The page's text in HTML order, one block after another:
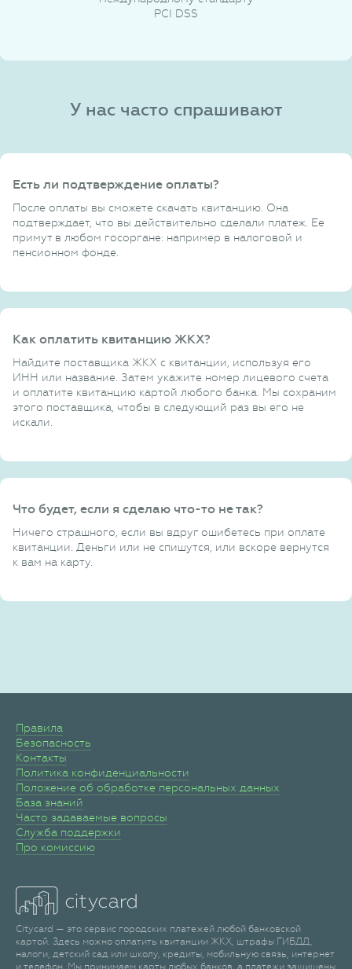
PCI DSS
У нас часто спрашивают
Есть ли подтверждение оплаты?
После оплаты вы сможете скачать квитанцию. Она
подтверждает, что вы действительно сделали платеж. Ее
примут в любом госоргане: например в налоговой и
пенсионном фонде.
Как оплатить квитанцию ЖКХ?
Найдите поставщика ЖКХ с квитанции, используя его
ИНН или название. Затем укажите номер лицевого счета
и оплатите квитанцию картой любого банка. Мы сохраним
этого поставщика, чтобы в следующий раз вы его не
искали.
Что будет, если я сделаю что-то не так?
Ничего страшного, если вы вдруг ошибетесь при оплате
квитанции. Деньги или не спишутся, или вскоре вернутся
к вам на карту.
Правила
Безопасность
Контакты
Политика конфиденциальности
Положение об обработке персональных данных
База знаний
Часто задаваемые вопросы
Служба поддержки
Про комиссию
Citycard — это сервис городских платежей любой банковской
картой. Здесь можно оплатить квитанции ЖКХ, штрафы ГИБДД,
налоги, детский сад или школу, кредиты, мобильную связь, интернет
и телефон. Мы принимаем карты любых банков, а платежи защищены